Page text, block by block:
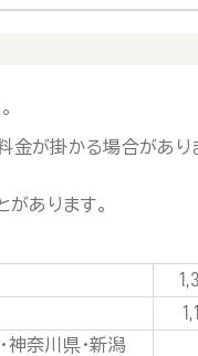
金が掛かる場合がありま
あります。
神奈川県・新潟